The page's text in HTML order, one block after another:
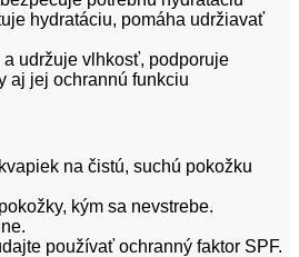
hydratáciu, pomáha udržiavať
udržuje vlhkosť, podporuje
aj jej ochrannú funkciu
na čistú, suchú pokožku
kým sa nevstrebe.
používať ochranný faktor SPF.